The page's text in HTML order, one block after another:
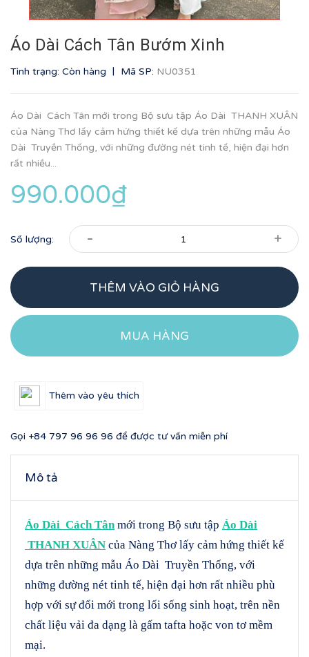
Áo Dài Cách Tân Bướm Xinh
Tình trạng: Còn hàng | Mã SP: NU0351
Áo Dài Cách Tân mới trong Bộ sưu tập Áo Dài THANH XUÂN
của Nàng Thơ lấy cảm hứng thiết kế dựa trên những mẫu Áo
Dài Truyền Thống, với những đường nét tinh tế, hiện đại hơn
rất nhiều...
990.000₫
Số lượng: - +
THÊM VÀO GIỎ HÀNG
MUA HÀNG
Thêm vào yêu thích
Gọi +84 797 96 96 96 để được tư vấn miễn phí
Mô tả
Áo Dài Cách Tânmới trong Bộ sưu tập Áo Dài
THANH XUÂN của Nàng Thơ lấy cảm hứng thiết kế
dựa trên những mẫu Áo Dài Truyền Thống, với
những đường nét tinh tế, hiện đại hơn rất nhiều phù
hợp với sự đổi mới trong lối sống sinh hoạt, trên nền
chất liệu vải đa dạng là gấm tafta hoặc von tơ mềm
mại.